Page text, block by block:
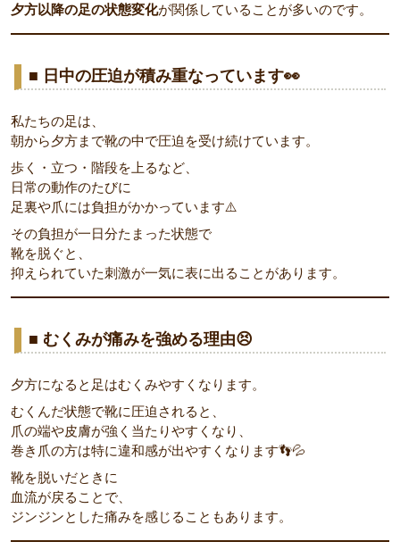
夕方以降の足の状態変化が関係していることが多いのです。
■ 日中の圧迫が積み重なっています👀
私たちの足は、
朝から夕方まで靴の中で圧迫を受け続けています。
歩く・立つ・階段を上るなど、
日常の動作のたびに
足裏や爪には負担がかかっています⚠️
その負担が一日分たまった状態で
靴を脱ぐと、
抑えられていた刺激が一気に表に出ることがあります。
■ むくみが痛みを強める理由😣
夕方になると足はむくみやすくなります。
むくんだ状態で靴に圧迫されると、
爪の端や皮膚が強く当たりやすくなり、
巻き爪の方は特に違和感が出やすくなります👣💦
靴を脱いだときに
血流が戻ることで、
ジンジンとした痛みを感じることもあります。